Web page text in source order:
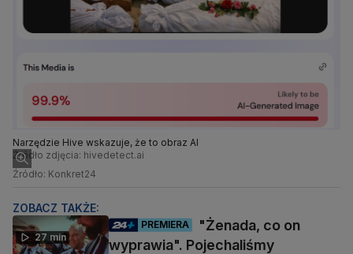
Narzędzie Hive wskazuje, że to obraz AI
Źródło zdjęcia: hivedetect.ai
Źródło: Konkret24
ZOBACZ TAKŻE:
27 min
PREMIERA
"Żenada, co on
wyprawia". Pojechaliśmy